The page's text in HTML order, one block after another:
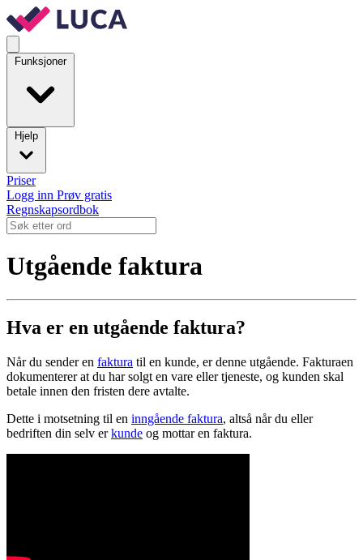
Funksjoner
Hjelp
Priser
Logg inn Prøv gratis
Regnskapsordbok
Utgående faktura
Hva er en utgående faktura?
Når du sender en faktura til en kunde, er denne utgående. Fakturaen
dokumenterer at du har solgt en vare eller tjeneste, og kunden skal
betale innen den fristen dere avtalte.
Dette i motsetning til en inngående faktura, altså når du eller
bedriften din selv erkunde og mottar en faktura.